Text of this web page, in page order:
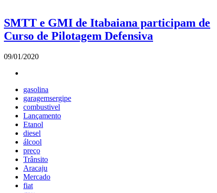
SMTT e GMI de Itabaiana participam de
Curso de Pilotagem Defensiva
09/01/2020
gasolina
garagemsergipe
combustivel
Lançamento
Etanol
diesel
álcool
preço
Trânsito
Aracaju
Mercado
fiat